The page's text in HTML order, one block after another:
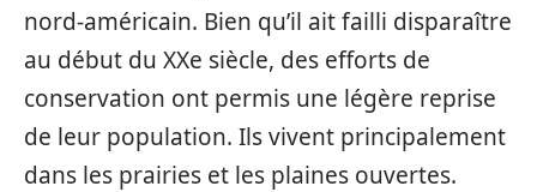
nord-américain. Bien qu’il ait failli disparaître
au début du XXe siècle, des efforts de
conservation ont permis une légère reprise
de leur population. Ils vivent principalement
dans les prairies et les plaines ouvertes.